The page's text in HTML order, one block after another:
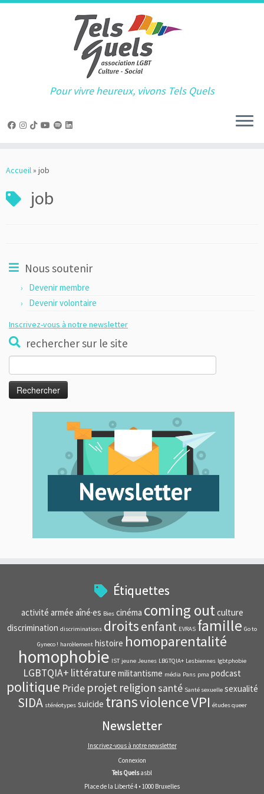
au
Pour vivre heureux, vivons Tels Quels
Accueil» job
job
Nous soutenir
Devenir membre
Devenir volontaire
Inscrivez-vous à notre newsletter
rechercher sur le site
Étiquettes
activité armée aîné·es Bies cinéma coming outculture
discrimination discriminations droitsenfant EVRAS famille Go to
Gyneco ! harcèlement histoire homoparentalité
homophobie IST jeune Jeunes LBGTQIA+ Lesbiennes lgbtphobie
LGBTQIA+ littératuremilitantisme média Pans pma podcast
politique Pride projet religionsanté Santé sexuelle sexualité
SIDA stéréotypes suicide transviolenceVPI études queer
Newsletter
Inscrivez-vous à notre newsletter
Connexion
Tels Quelsasbl
Place de la Liberté 4 • 1000 Bruxelles